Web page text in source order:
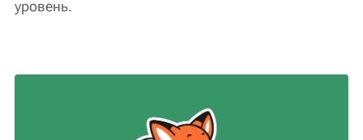
уровень.